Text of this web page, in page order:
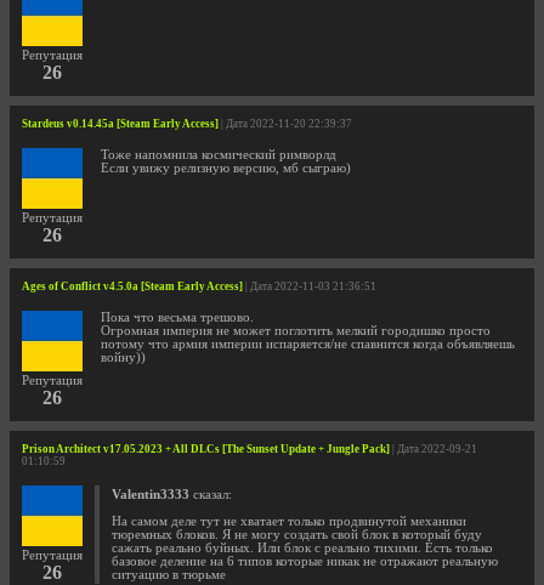
Репутация
26
Stardeus v0.14.45a [Steam Early Access] | Дата 2022-11-20 22:39:37
Репутация
26
Тоже напомнила космический римворлд
Если увижу релизную версию, мб сыграю)
Ages of Conflict v4.5.0a [Steam Early Access] | Дата 2022-11-03 21:36:51
Репутация
26
Пока что весьма трешово.
Огромная империя не может поглотить мелкий городишко просто
потому что армия империи испаряется/не спавнится когда объявляешь
войну))
Prison Architect v17.05.2023 + All DLCs [The Sunset Update + Jungle Pack] | Дата 2022-09-21
01:10:59
Репутация
26
Valentin3333 сказал:
На самом деле тут не хватает только продвинутой механики
тюремных блоков. Я не могу создать свой блок в который буду
сажать реально буйных. Или блок с реально тихими. Есть только
базовое деление на 6 типов которые никак не отражают реальную
ситуацию в тюрьме